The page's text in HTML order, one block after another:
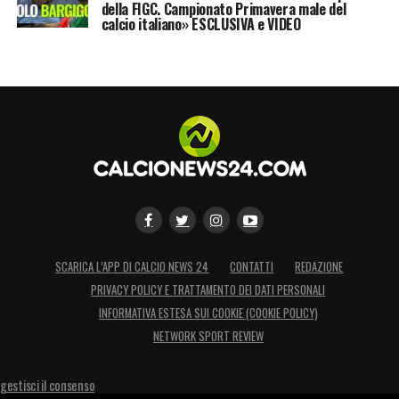
della FIGC. Campionato Primavera male del
calcio italiano» ESCLUSIVA e VIDEO
SCARICA L’APP DI CALCIO NEWS 24 CONTATTI
REDAZIONE
PRIVACY POLICY E TRATTAMENTO DEI DATI PERSONALI
INFORMATIVA ESTESA SUI COOKIE (COOKIE POLICY)
NETWORK SPORT REVIEW
gestisci il consenso